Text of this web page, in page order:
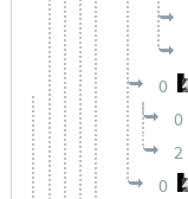
0
0
2
0